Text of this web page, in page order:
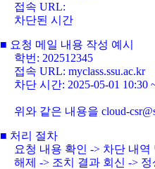
접속 URL:
차단된 시간
■ 요청 메일 내용 작성 예시
학번: 202512345
접속 URL: myclass.ssu.ac.kr
차단 시간: 2025-05-01 10:30
위와 같은 내용을 cloud-
■ 처리 절차
요청 내용 확인 -> 차단 내
해제 -> 조치 결과 회신 ->